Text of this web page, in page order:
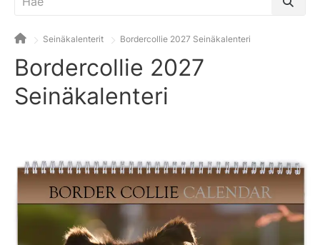
Seinäkalenterit Bordercollie 2027 Seinäkalenteri
Bordercollie 2027
Seinäkalenteri